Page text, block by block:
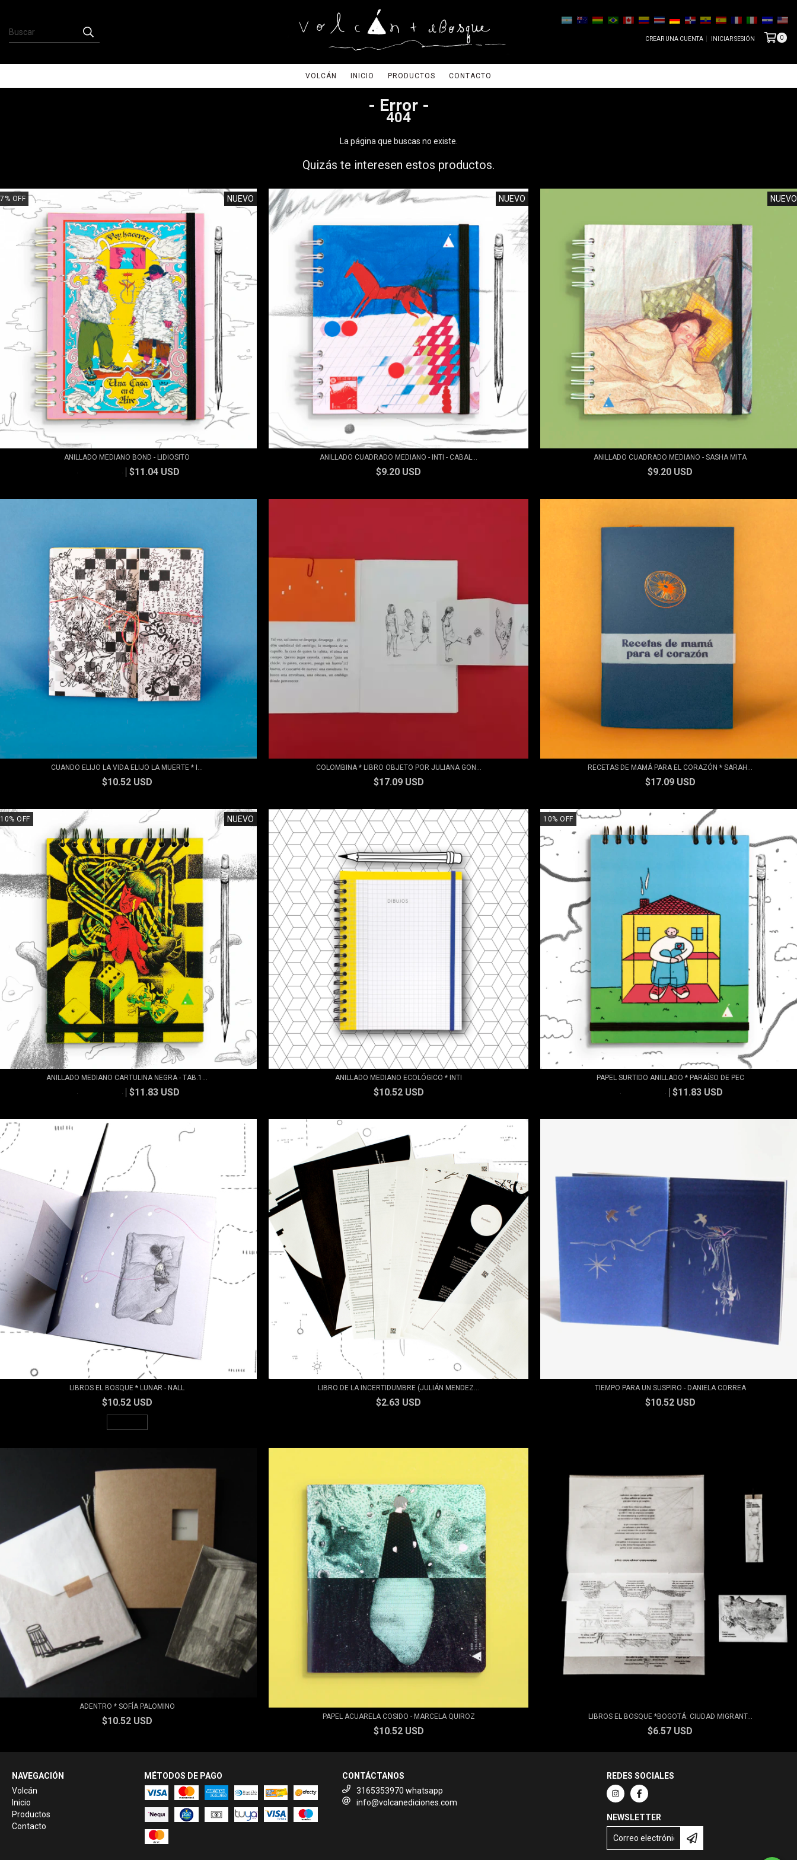
CREAR UNA CUENTA INICIAR SESIÓN 0
VOLCÁN INICIO PRODUCTOS CONTACTO
- Error -
404
La página que buscas no existe.
Quizás te interesen estos productos.
7 % OFF NUEVO
ANILLADO MEDIANO BOND - LIDIOSITO
$11.83 USD $11.04 USD
NUEVO
ANILLADO CUADRADO MEDIANO - INTI - CABAL...
$9.20 USD
NUEVO
ANILLADO CUADRADO MEDIANO - SASHA MITA
$9.20 USD
CUANDO ELIJO LA VIDA ELIJO LA MUERTE * I...
$10.52 USD
COLOMBINA * LIBRO OBJETO POR JULIANA GON...
$17.09 USD
RECETAS DE MAMÁ PARA EL CORAZÓN * SARAH...
$17.09 USD
10% OFF NUEVO
ANILLADO MEDIANO CARTULINA NEGRA - TAB.1...
$13.15 USD $11.83 USD
ANILLADO MEDIANO ECOLÓGICO * INTI
$10.52 USD
10% OFF
PAPEL SURTIDO ANILLADO * PARAÍSO DE PEC
$13.15 USD $11.83 USD
LIBROS EL BOSQUE * LUNAR - NALL
$10.52 USD
LIBRO DE LA INCERTIDUMBRE (JULIÁN MENDEZ...
$2.63 USD
TIEMPO PARA UN SUSPIRO - DANIELA CORREA
$10.52 USD
ADENTRO * SOFÍA PALOMINO
$10.52 USD PAPEL ACUARELA COSIDO - MARCELA QUIROZ
$10.52 USD
LIBROS EL BOSQUE *BOGOTÁ: CIUDAD MIGRANT...
$6.57 USD
NAVEGACIÓN
Volcán
Inicio
Productos
Contacto
MÉTODOS DE PAGO
CONTÁCTANOS
3165353970 whatsapp
info@volcanediciones.com
REDES SOCIALES
NEWSLETTER